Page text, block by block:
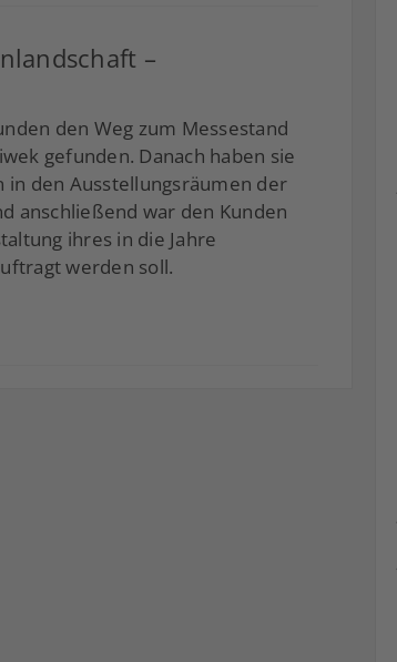
–
den Weg zum Messestand
gefunden. Danach haben sie
in den Ausstellungsräumen der
anschließend war den Kunden
ihres in die Jahre
werden soll.